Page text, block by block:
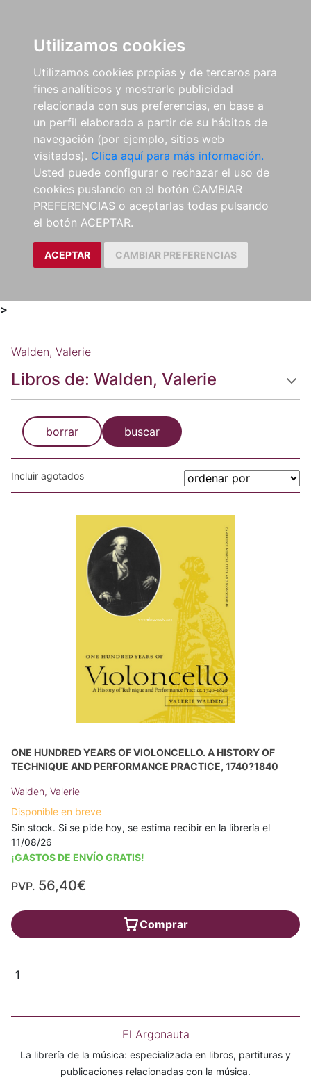
Utilizamos cookies
Utilizamos cookies propias y de terceros para
fines analíticos y mostrarle publicidad
relacionada con sus preferencias, en base a
un perfil elaborado a partir de su hábitos de
navegación (por ejemplo, sitios web
visitados). Clica aquí para más información.
Usted puede configurar o rechazar el uso de
cookies puslando en el botón CAMBIAR
PREFERENCIAS o aceptarlas todas pulsando
el botón ACEPTAR.
ACEPTAR CAMBIAR PREFERENCIAS
>
Walden, Valerie
Libros de: Walden, Valerie
borrar buscar
Incluir agotados
ONE HUNDRED YEARS OF VIOLONCELLO. A HISTORY OF
TECHNIQUE AND PERFORMANCE PRACTICE, 1740?1840
Walden, Valerie
Disponible en breve
Sin stock. Si se pide hoy, se estima recibir en la librería el
11/08/26
¡GASTOS DE ENVÍO GRATIS!
PVP. 56,40€
Comprar
1
El Argonauta
La librería de la música: especializada en libros, partituras y
publicaciones relacionadas con la música.